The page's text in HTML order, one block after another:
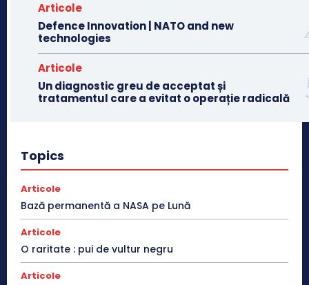
Articole
Defence Innovation | NATO and new
technologies
Articole
Un diagnostic greu de acceptat și
tratamentul care a evitat o operație radicală
Topics
Articole
Bază permanentă a NASA pe Lună
Articole
O raritate : pui de vultur negru
Articole